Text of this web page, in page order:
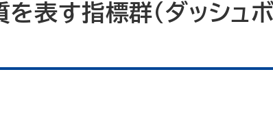
表す指標群（ダッシュ